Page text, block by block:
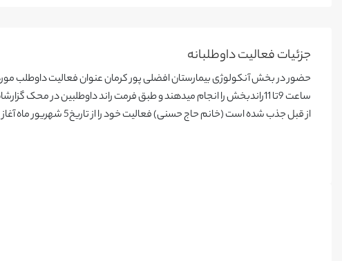
جزئیات فعالیت‌ داوطلبانه
حضور در بخش آنکولوژی بیمارستان افضلی پور کرمان عنوان فعالیت داوطلب
ساعت 9تا 11راندبخش را انجام میدهند و طبق فرمت راند داوطلبین در
از قبل جذب شده است (خانم حاج حسنی) فعالیت خود را از تاریخ5 شهریور ماه آغاز کرده است. لذا جمع ساعات فعالیت ایشان از آن تاریخ محاسبه شد.